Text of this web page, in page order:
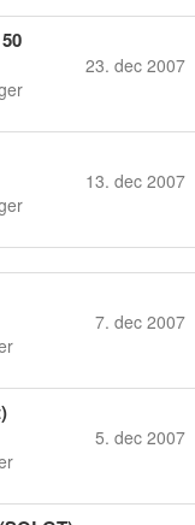
23. dec 2007
13. dec 2007
7. dec 2007
5. dec 2007